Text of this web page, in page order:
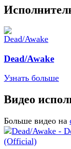
Dead/Awake
Узнать больше
Видео
Больше видео на